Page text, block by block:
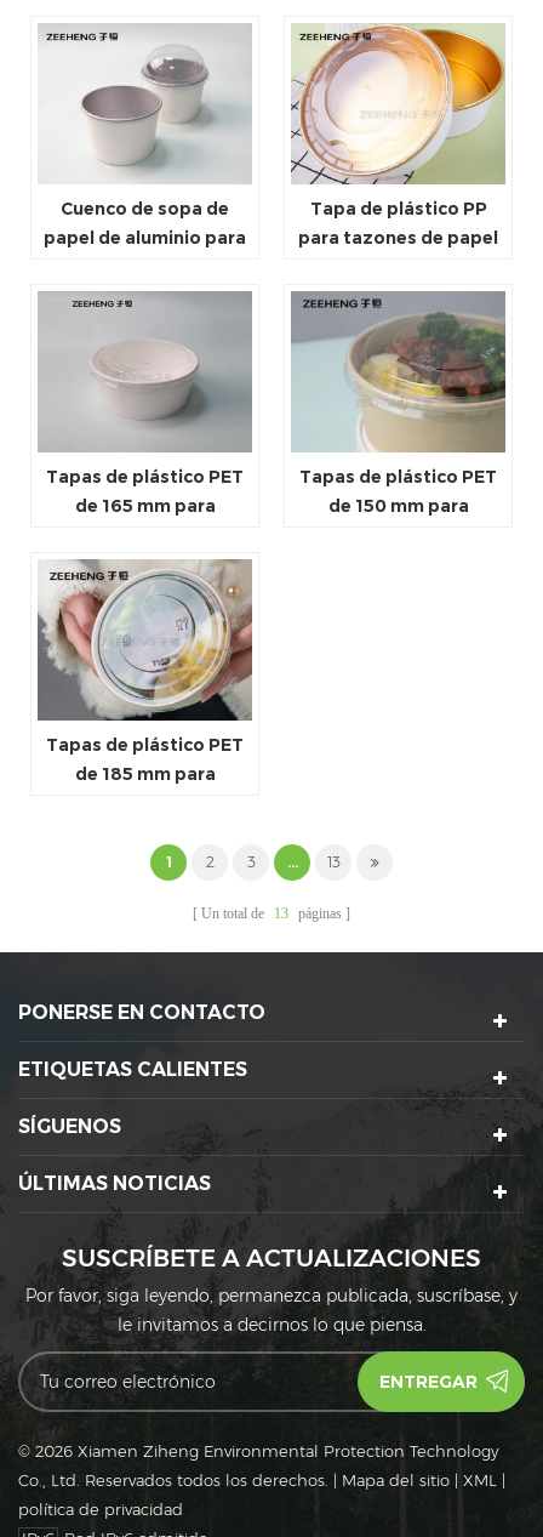
aceite, cuencos de
contenedores de
comida de papel Kraft
con revestimiento de
PLA
para sopa, cuenco de
papel para ensalada
Cuenco de sopa de
papel de aluminio para
cúpula de PET
Tapa de plástico PP
para tazones de papel
Tapas de plástico PET
de 165 mm para
ensaladas para llevar
Tapas de plástico PET
de 150 mm para
Tapas de plástico PET
de 185 mm para
1 2 3 ... 13
Un total de 13 páginas
PONERSE EN CONTACTO
ETIQUETAS CALIENTES
SÍGUENOS
ÚLTIMAS NOTICIAS
SUSCRÍBETE A ACTUALIZACIONES
Por favor, siga leyendo, permanezca publicada, suscríbase, y
le invitamos a decirnos lo que piensa.
© 2026 Xiamen Ziheng Environmental Protection Technology
Co., Ltd. Reservados todos los derechos. | Mapa del sitio | XML |
política de privacidad